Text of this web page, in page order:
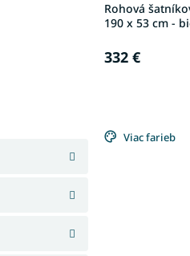
Rohová
190 x 53 cm -
332 €
Viac farieb